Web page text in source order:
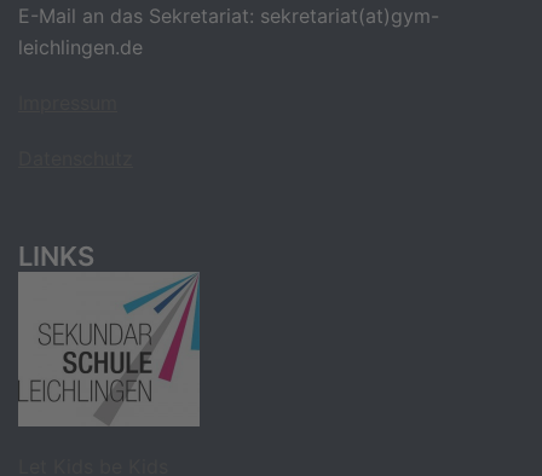
E-Mail an das Sekretariat: sekretariat(at)gym-
leichlingen.de
LINKS